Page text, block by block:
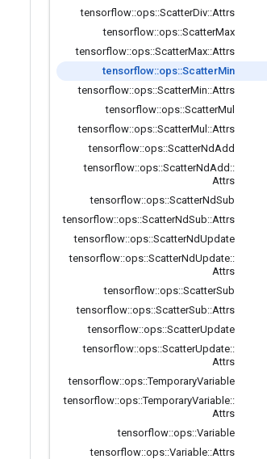
tensorflow::ops::ScatterDiv::Attrs
tensorflow::ops::ScatterMax
tensorflow::ops::ScatterMax::Attrs
tensorflow::ops::ScatterMin
tensorflow::ops::ScatterMin::Attrs
tensorflow::ops::ScatterMul
tensorflow::ops::ScatterMul ::Attrs
tensorflow::ops::ScatterNdAdd
tensorflow::ops::ScatterNdAdd ::
Attrs
tensorflow::ops::ScatterNdSub
tensorflow::ops::ScatterNdSub::Attrs
tensorflow::ops::ScatterNdUpdate
tensorflow::ops::ScatterNdUpdate::
Attrs
tensorflow::ops::ScatterSub
tensorflow::ops::ScatterSub::Attrs
tensorflow::ops::ScatterUpdate
tensorflow::ops::ScatterUpdate::
Attrs
tensorflow::ops::TemporaryVariable
tensorflow::ops::TemporaryVariable::
Attrs
tensorflow::ops::Variable
tensorflow::ops::Variable::Attrs